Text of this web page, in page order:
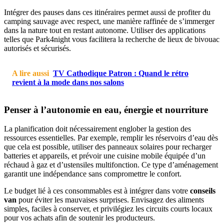
Intégrer des pauses dans ces itinéraires permet aussi de profiter du
camping sauvage avec respect, une manière raffinée de s’immerger
dans la nature tout en restant autonome. Utiliser des applications
telles que Park4night vous facilitera la recherche de lieux de bivouac
autorisés et sécurisés.
A lire aussi TV Cathodique Patron : Quand le rétro
revient à la mode dans nos salons
Penser à l’autonomie en eau, énergie et nourriture
La planification doit nécessairement englober la gestion des
ressources essentielles. Par exemple, remplir les réservoirs d’eau dès
que cela est possible, utiliser des panneaux solaires pour recharger
batteries et appareils, et prévoir une cuisine mobile équipée d’un
réchaud à gaz et d’ustensiles multifonction. Ce type d’aménagement
garantit une indépendance sans compromettre le confort.
Le budget lié à ces consommables est à intégrer dans votre conseils
van pour éviter les mauvaises surprises. Envisagez des aliments
simples, faciles à conserver, et privilégiez les circuits courts locaux
pour vos achats afin de soutenir les producteurs.